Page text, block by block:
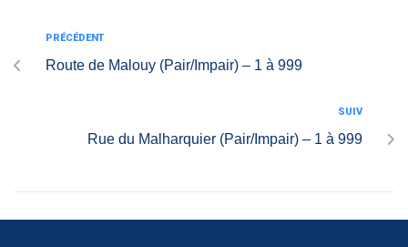
PRÉCÉDENT
Route de Malouy (Pair/Impair) – 1 à 999
SUIV
Rue du Malharquier (Pair/Impair) – 1 à 999